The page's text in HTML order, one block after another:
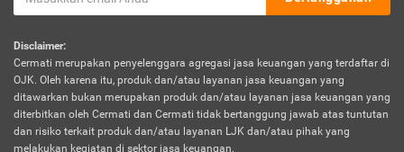
Disclaimer:
Cermati merupakan penyelenggara agregasi jasa keuangan yang terdaftar di
OJK. Oleh karena itu, produk dan/atau layanan jasa keuangan yang
ditawarkan bukan merupakan produk dan/atau layanan jasa keuangan yang
diterbitkan oleh Cermati dan Cermati tidak bertanggung jawab atas tuntutan
dan risiko terkait produk dan/atau layanan LJK dan/atau pihak yang
melakukan kegiatan di sektor jasa keuangan.